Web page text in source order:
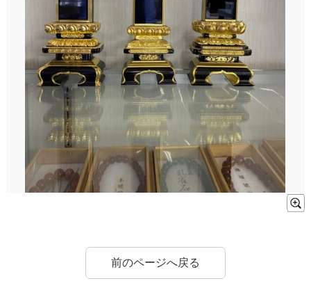
前のページへ戻る